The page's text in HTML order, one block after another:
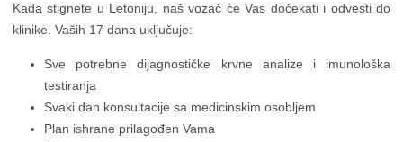
Kada stignete u Letoniju, naš vozač će Vas dočekati i odvesti do
klinike. Vaših 17 dana uključuje:
Sve potrebne dijagnostičke krvne analize i imunološka
testiranja
Svaki dan konsultacije sa medicinskim osobljem
Plan ishrane prilagođen Vama